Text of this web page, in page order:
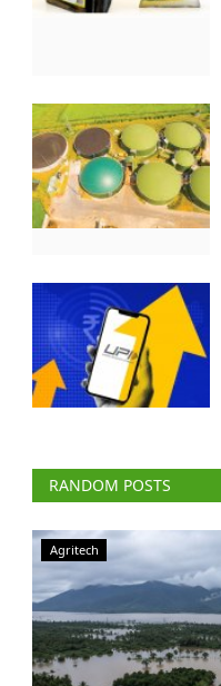
RANDOM POSTS
Agriculture Conclave and